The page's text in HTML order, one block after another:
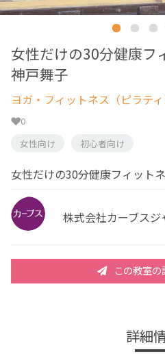
女性だけの30分健康フ
神戸舞子
ヨガ・フィットネス（ピラティ
0
女性向け
初心者向け
女性だけの30分健康フィット
株式会社カーブスジ
この教室
詳細